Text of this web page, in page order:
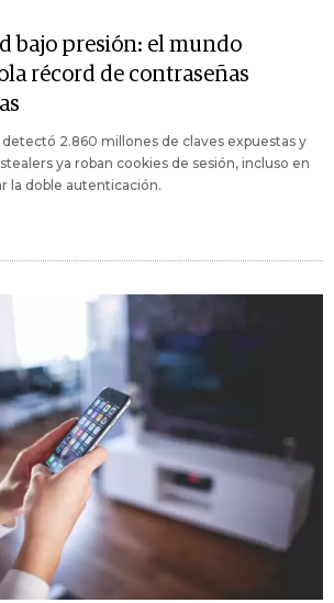
bajo presión: el mundo
récord de contraseñas
2.860 millones de claves expuestas y
ya roban cookies de sesión, incluso en
la doble autenticación.